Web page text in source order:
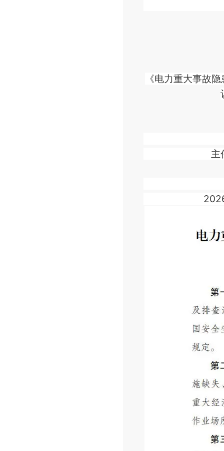
《电力重大事故
主任：
2026年3